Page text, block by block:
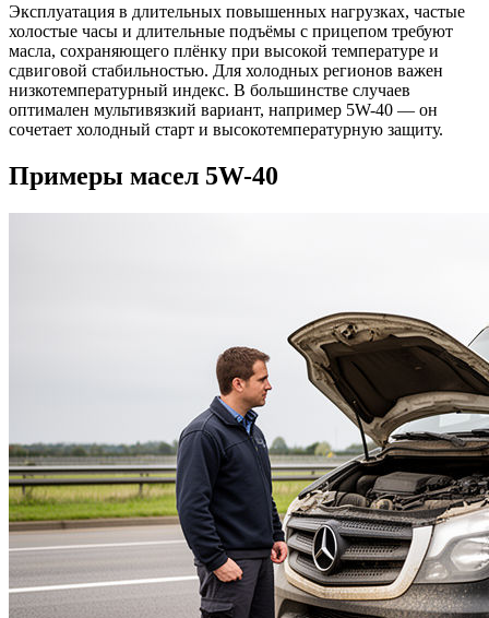
Эксплуатация в длительных повышенных нагрузках, частые
холостые часы и длительные подъёмы с прицепом требуют
масла, сохраняющего плёнку при высокой температуре и
сдвиговой стабильностью. Для холодных регионов важен
низкотемпературный индекс. В большинстве случаев
оптимален мультивязкий вариант, например 5W-40 — он
сочетает холодный старт и высокотемпературную защиту.
Примеры масел 5W-40